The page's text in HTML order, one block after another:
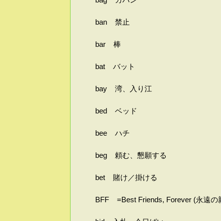
ban 禁止
bar 棒
bat バット
bay 湾、入り江
bed ベッド
bee ハチ
beg 頼む、懇願する
bet 賭け／掛ける
BFF =Best Friends, Forever (永遠の